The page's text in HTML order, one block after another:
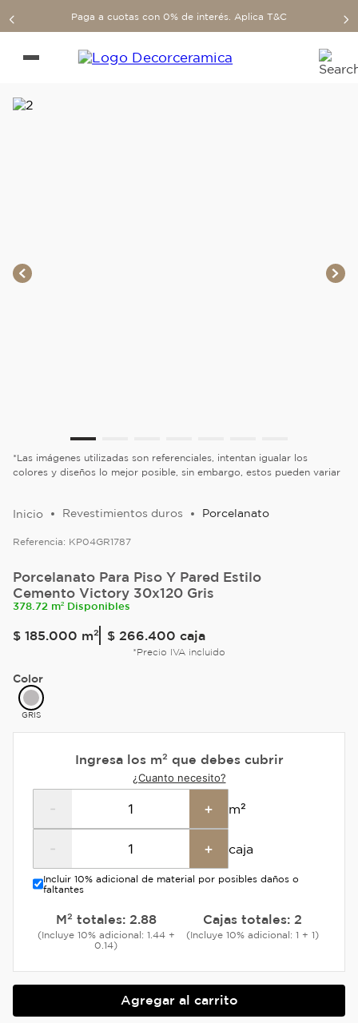
Paga a cuotas con 0% de interés. Aplica T&C
*Las imágenes utilizadas son referenciales, intentan igualar los
colores y diseños lo mejor posible, sin embargo, estos pueden variar
Revestimientos duros Porcelanato
Referencia: KP04GR1787
Porcelanato Para Piso Y Pared Estilo
Cemento Victory 30x120 Gris
378.72 m² Disponibles
$ 185.000 m² $ 266.400 caja
*Precio IVA incluido
Color
GRIS
Ingresa los m² que debes cubrir
¿Cuanto necesito?
- + m²
- + caja
Incluir 10% adicional de material por posibles daños o
faltantes
M² totales: 2.88
(Incluye 10% adicional: 1.44 +
0.14)
Cajas totales: 2
(Incluye 10% adicional: 1 + 1)
Agregar al carrito